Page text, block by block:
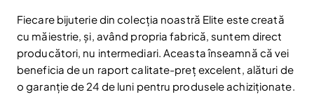
Email
Abonare
Am citit și sunt de acord cu Politica de confidentialitate
Nu mai afișa.
Fiecare bijuterie din colecția noastră Elite este creată
cu măiestrie, și, având propria fabrică, suntem direct
producători, nu intermediari. Aceasta înseamnă că vei
beneficia de un raport calitate-preț excelent, alături de
o garanție de 24 de luni pentru produsele achiziționate.